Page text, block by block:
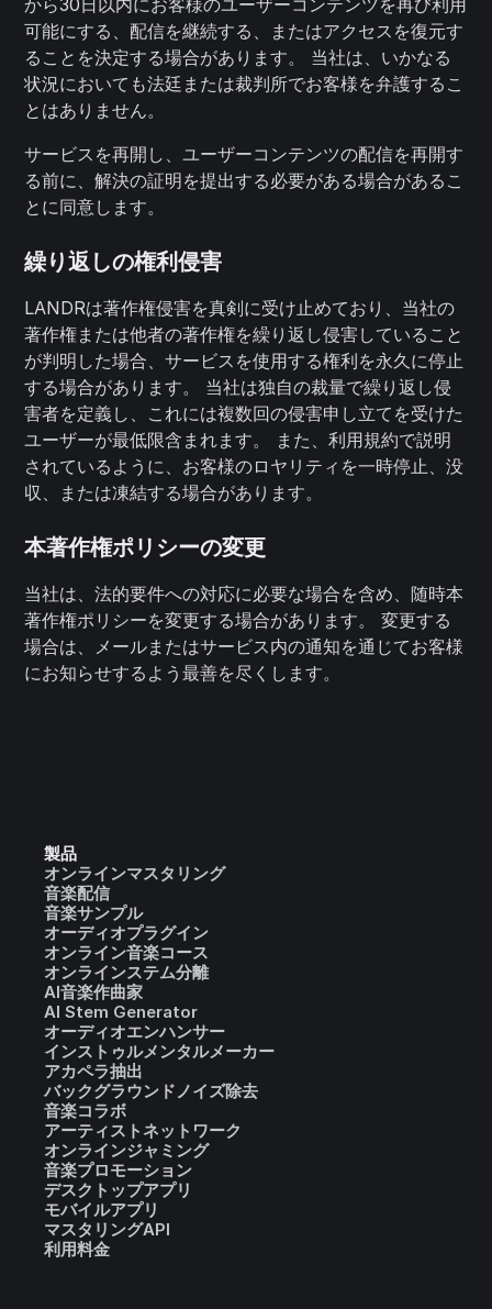
可能にする、配信を継続する、またはアクセスを復元す
ることを決定する場合があります。 当社は、いかなる
状況においても法廷または裁判所でお客様を弁護するこ
とはありません。
サービスを再開し、ユーザーコンテンツの配信を再開す
る前に、解決の証明を提出する必要がある場合があるこ
とに同意します。
繰り返しの権利侵害
LANDRは著作権侵害を真剣に受け止めており、当社の
著作権または他者の著作権を繰り返し侵害していること
が判明した場合、サービスを使用する権利を永久に停止
する場合があります。 当社は独自の裁量で繰り返し侵
害者を定義し、これには複数回の侵害申し立てを受けた
ユーザーが最低限含まれます。 また、利用規約で説明
されているように、お客様のロヤリティを一時停止、没
収、または凍結する場合があります。
本著作権ポリシーの変更
当社は、法的要件への対応に必要な場合を含め、随時本
著作権ポリシーを変更する場合があります。 変更する
場合は、メールまたはサービス内の通知を通じてお客様
にお知らせするよう最善を尽くします。
製品
オンラインマスタリング
音楽配信
音楽サンプル
オーディオプラグイン
オンライン音楽コース
オンラインステム分離
AI音楽作曲家
AI Stem Generator
オーディオエンハンサー
インストゥルメンタルメーカー
アカペラ抽出
バックグラウンドノイズ除去
音楽コラボ
アーティストネットワーク
オンラインジャミング
音楽プロモーション
デスクトップアプリ
モバイルアプリ
マスタリングAPI
利用料金